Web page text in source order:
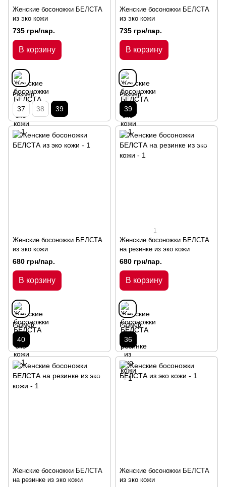
Женские босоножки БЕЛСТА
из эко кожи
735 грн/пар.
В корзину
Размер
37 38 39
Женские босоножки БЕЛСТА
из эко кожи
735 грн/пар.
В корзину
Размер
39
Женские босоножки БЕЛСТА
из эко кожи
680 грн/пар.
В корзину
Размер
40
1
Женские босоножки БЕЛСТА
на резинке из эко кожи
680 грн/пар.
В корзину
Размер
36
Женские босоножки БЕЛСТА
на резинке из эко кожи
Женские босоножки БЕЛСТА
из эко кожи